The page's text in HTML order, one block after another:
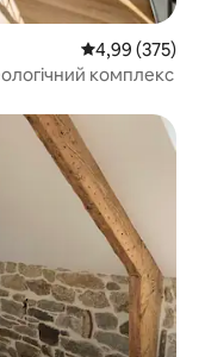
Середня
4,99 (375)
комплекс